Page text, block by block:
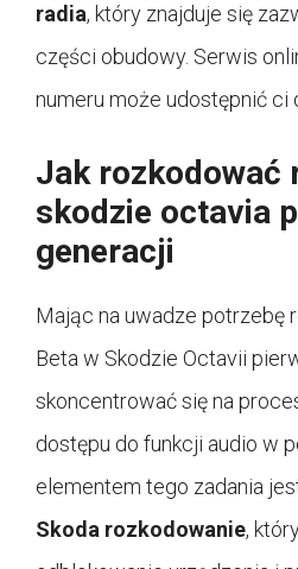
radia, który znajduje się
części obudowy. Serwis
numeru może udostępnić ci
Jak rozkodować
skodzie octavia
generacji
Mając na uwadze potrzebę
Beta w Skodzie Octavii
skoncentrować się na
dostępu do funkcji audio w
elementem tego zadania
Skoda rozkodowanie,